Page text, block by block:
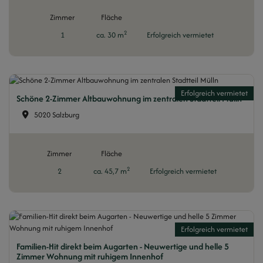
Zimmer
1
Fläche
ca. 30 m2 Erfolgreich vermietet
Erfolgreich vermietet
Schöne 2-Zimmer Altbauwohnung im zentralen Stadtteil Mülln
5020 Salzburg
Zimmer
2
Fläche
ca. 45,7 m2 Erfolgreich vermietet
Erfolgreich vermietet
Familien-Hit direkt beim Augarten - Neuwertige und helle 5
Zimmer Wohnung mit ruhigem Innenhof